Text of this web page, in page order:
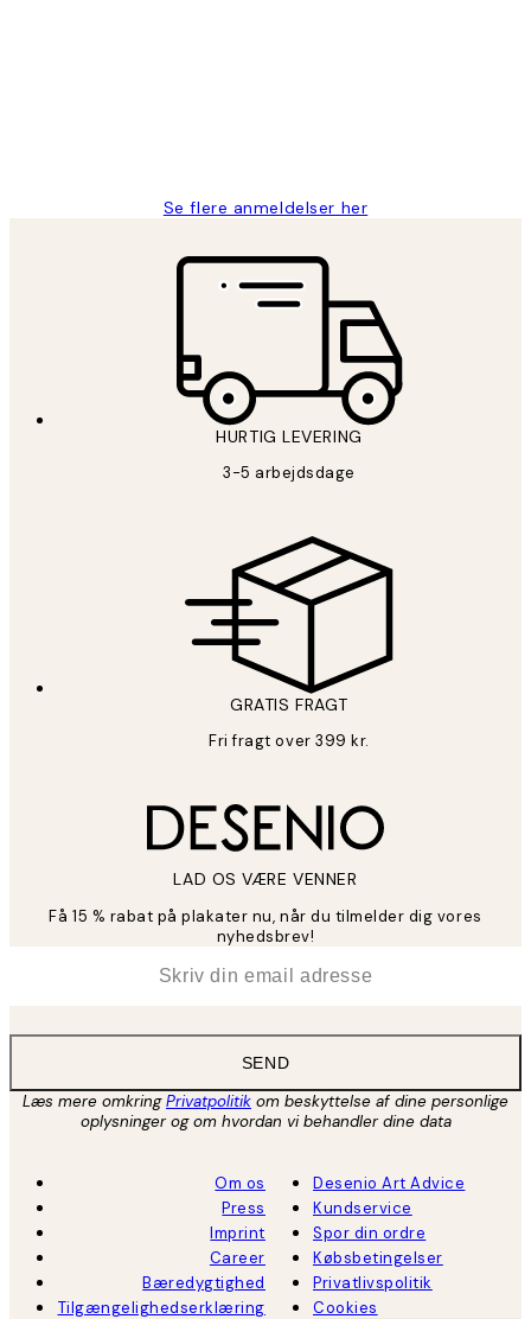
Se flere anmeldelser her
HURTIG LEVERING
3-5 arbejdsdage
GRATIS FRAGT
Fri fragt over 399 kr.
LAD OS VÆRE VENNER
Få 15 % rabat på plakater nu, når du tilmelder dig vores
nyhedsbrev!
SEND
Læs mere omkringPrivatpolitik om beskyttelse af dine personlige
oplysninger og om hvordan vi behandler dine data
Om os
Press
Imprint
Career
Bæredygtighed
Tilgængelighedserklæring
Desenio Art Advice
Kundservice
Spor din ordre
Købsbetingelser
Privatlivspolitik
Cookies